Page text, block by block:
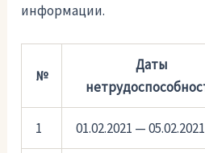
информации.
№
Даты
1 01.02.2021 — 05.02.2021